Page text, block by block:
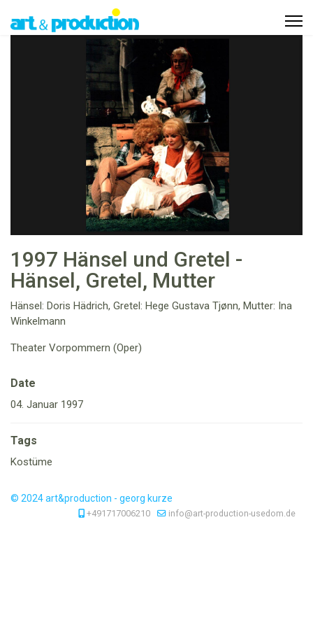
1997 Hänsel und Gretel -
Hänsel, Gretel, Mutter
Hänsel: Doris Hädrich, Gretel: Hege Gustava Tjønn, Mutter: Ina
Winkelmann
Theater Vorpommern (Oper)
Date
04. Januar 1997
Tags
Kostüme
© 2024 art&production - georg kurze
+491717006210 info@art-production-usedom.de